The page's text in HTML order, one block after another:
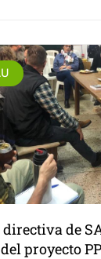
de
del proyecto